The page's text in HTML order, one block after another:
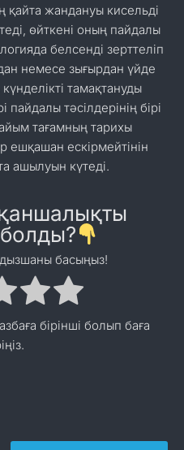
қайта жандануы кисельді
өйткені оның пайдалы
белсенді зерттеліп
немесе зығырдан үйде
тамақтануды
тәсілдерінің бірі
тағамның тарихы
ешқашан ескірмейтінін
ашылуын күтеді.
басыңыз!
бірінші болып баға